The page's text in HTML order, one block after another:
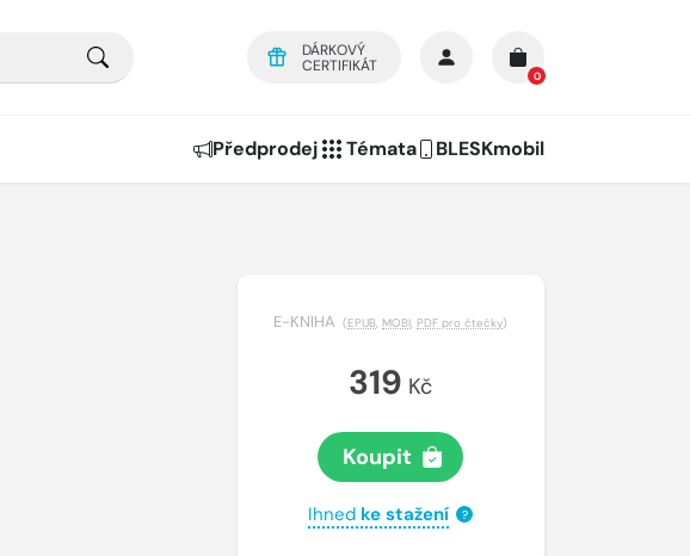
DÁRKOVÝ
CERTIFIKÁT
0
Předprodej Témata BLESKmobil
E-KNIHA (EPUB, MOBI, PDF pro čtečky)
319 Kč
Koupit
Ihned ke stažení ?